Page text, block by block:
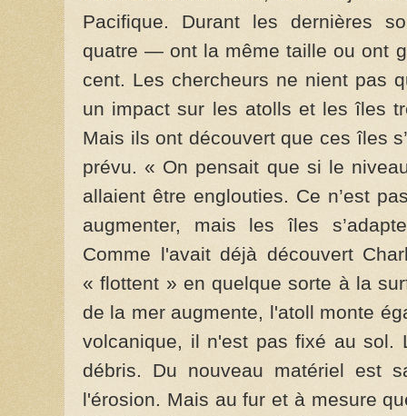
Pacifique. Durant les dernières
quatre — ont la même taille ou ont
cent. Les chercheurs ne nient pas
un impact sur les atolls et les îles
Mais ils ont découvert que ces îles
prévu. « On pensait que si le
allaient être englouties. Ce n’est
augmenter, mais les îles
Comme l'avait déjà découvert
« flottent » en quelque sorte à la
de la mer augmente, l'atoll monte
volcanique, il n'est pas fixé au
débris. Du nouveau matériel est
l'érosion. Mais au fur et à mesure